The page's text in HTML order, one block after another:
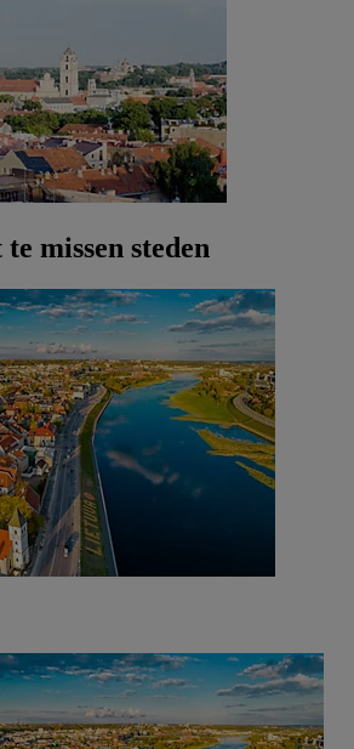
missen steden